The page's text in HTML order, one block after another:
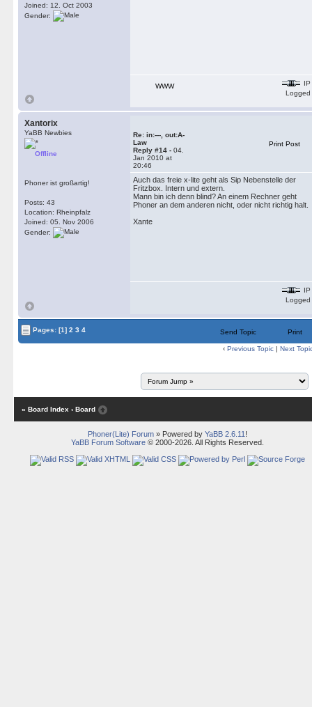
Joined: 12. Oct 2003
Gender:
WWW
IP
Logged
Xantorix
YaBB Newbies
Offline
Phoner ist großartig!
Posts: 43
Location: Rheinpfalz
Joined: 05. Nov 2006
Gender:
Re: in:---, out:A-
Law
Reply #14 - 04.
Jan 2010 at
20:46
Print Post
Auch das freie x-lite geht als Sip Nebenstelle der
Fritzbox. Intern und extern.
Mann bin ich denn blind? An einem Rechner geht
Phoner an dem anderen nicht, oder nicht richtig halt.
Xante
IP
Logged
Pages: [1] 2 3 4 Send Topic Print
‹ Previous Topic | Next
« Board Index ‹ Board
Phoner(Lite) Forum» Powered by YaBB 2.6.11 !
YaBB Forum Software© 2000-2026. All Rights Reserved.